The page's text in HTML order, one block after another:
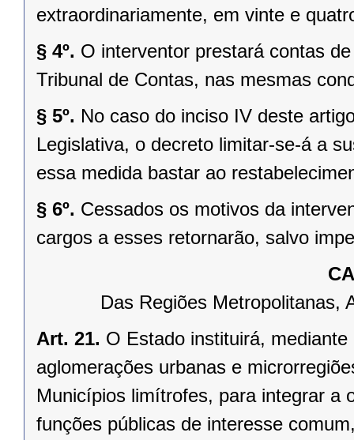
extraordinariamente, em vinte e
§ 4º. O interventor prestará contas
Tribunal de Contas, nas mesmas
§ 5º. No caso do inciso IV deste
Legislativa, o decreto limitar-se-á a
essa medida bastar ao
§ 6º. Cessados os motivos da
cargos a esses retornarão, salvo
Das Regiões Metropolitanas,
Art. 21. O Estado instituirá,
aglomerações urbanas e
Municípios limítrofes, para integrar a
funções públicas de interesse